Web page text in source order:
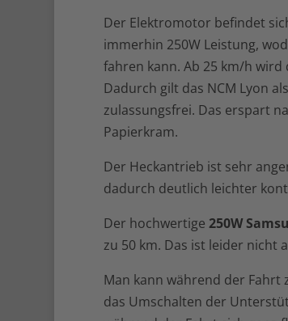
Der Elektromotor befindet
immerhin 250W Leistung,
fahren kann. Ab 25 km/h
Dadurch gilt das NCM Lyon
zulassungsfrei. Das erspart
Papierkram.
Der Heckantrieb ist sehr
dadurch deutlich leichter
Der hochwertige 250W
zu 50 km. Das ist leider nicht
Man kann während der
das Umschalten der